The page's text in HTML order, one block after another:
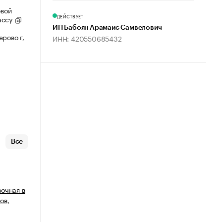
г,
Все
в
ДЕЙСТВУЕТ
ИП Бабоян Арамаис Самвелович
ИНН: 420550685432